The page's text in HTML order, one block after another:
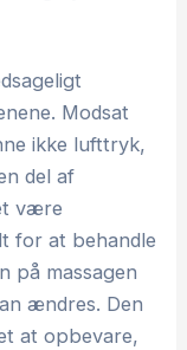
Modsat
ikke lufttryk,
del af
være
for at behandle
på massagen
ændres. Den
at opbevare,